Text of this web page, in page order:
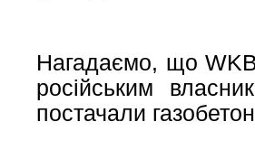
Нагадаємо, що WKB
російським
постачали